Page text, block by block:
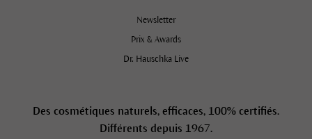
Newsletter
Prix & Awards
Dr. Hauschka Live
Des cosmétiques naturels, efficaces, 100% certifiés.
Différents depuis 1967.